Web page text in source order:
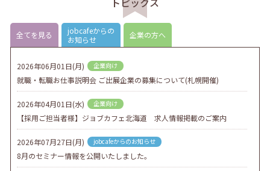
全てを見る
jobcafeからの
お知らせ
企業の方へ
2026年06月01日(月) 企業向け
就職・転職お仕事説明会 ご出展企業の募集について(札幌開催)
2026年04月01日(水) 企業向け
【採用ご担当者様】ジョブカフェ北海道 求人情報掲載のご案内
2026年07月27日(月) jobcafeからのお知らせ
8月のセミナー情報を公開いたしました。